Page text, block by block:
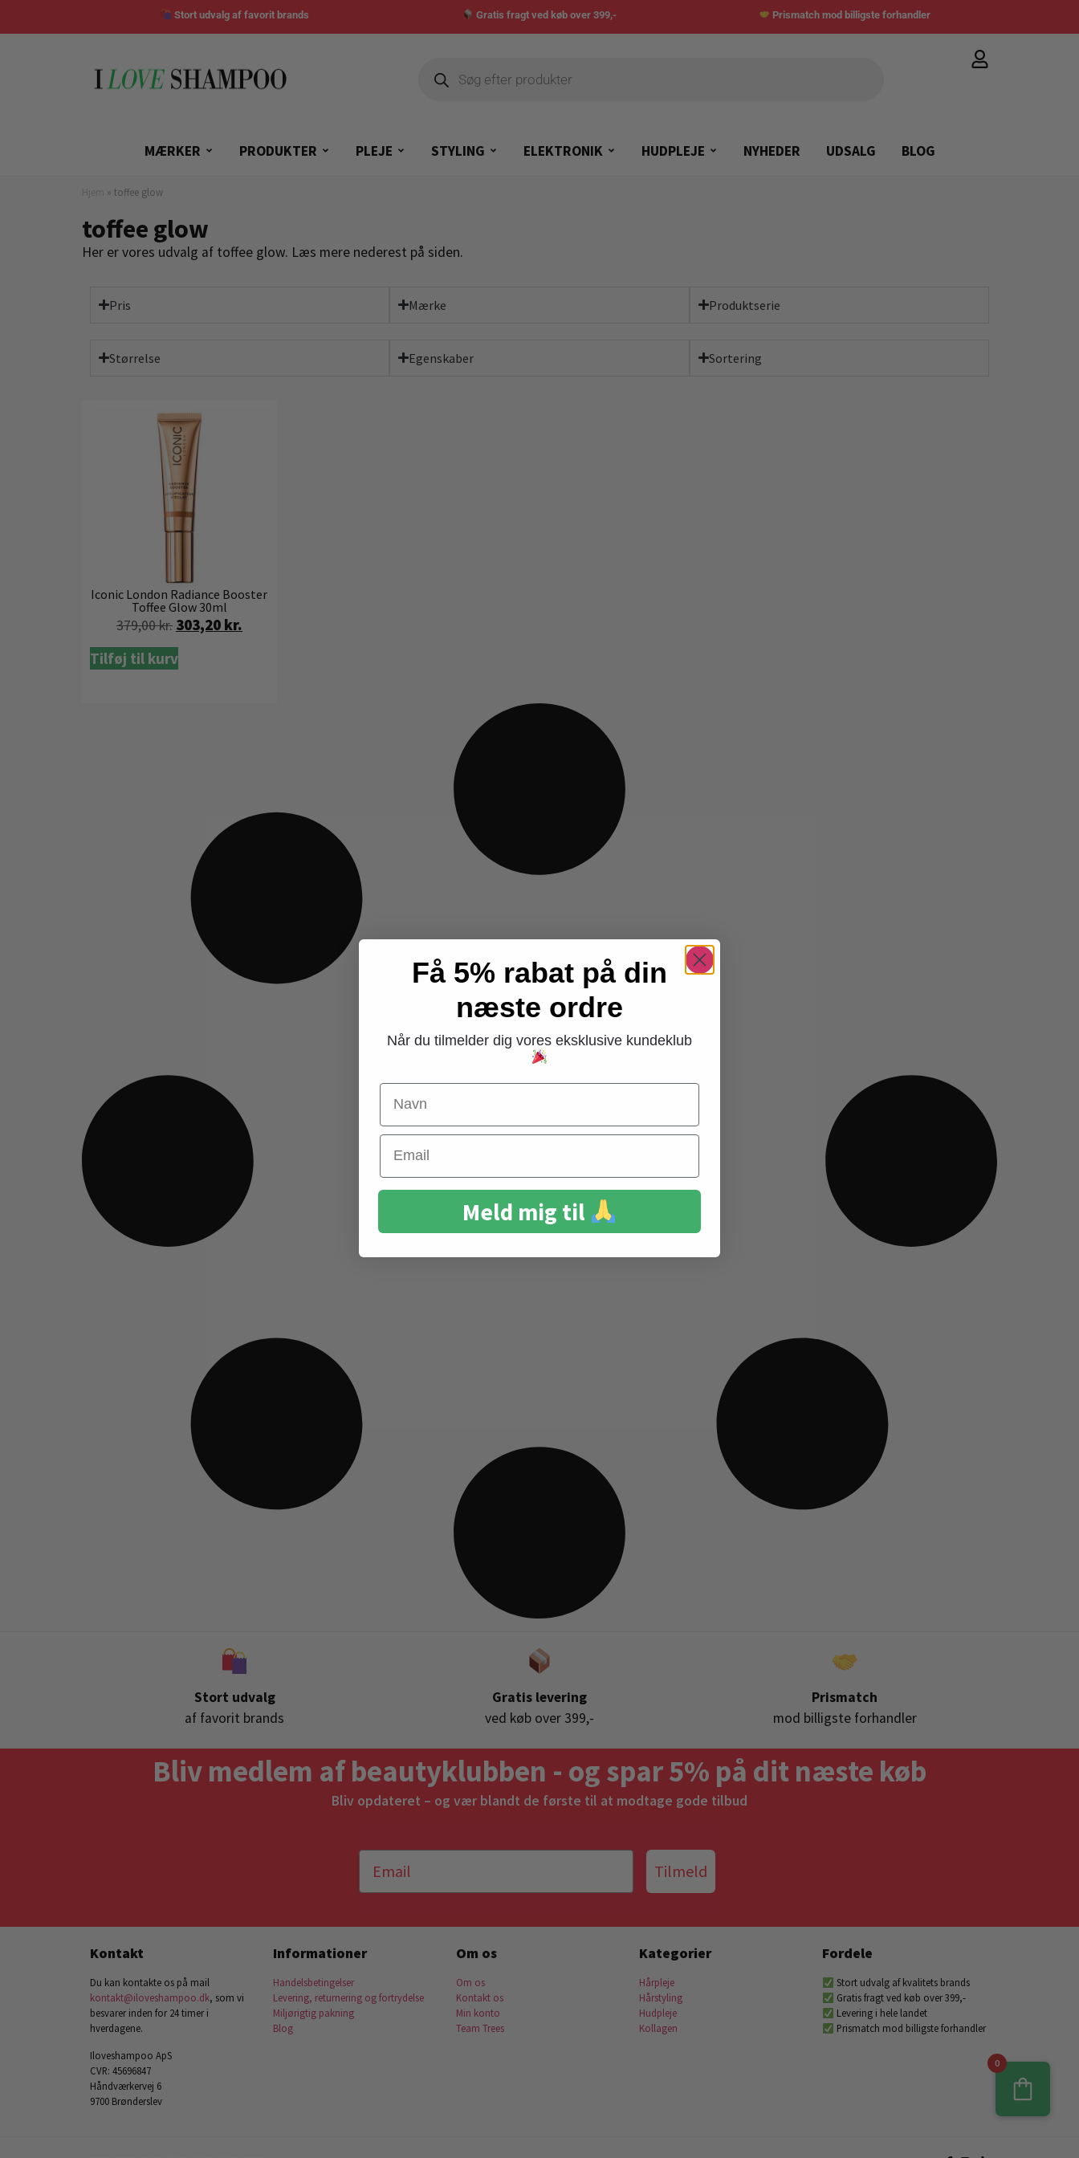
Stort udvalg af favorit brands Gratis fragt ved køb over 399,- Prismatch mod billigste forhandler
MÆRKER PRODUKTER PLEJE STYLING ELEKTRONIK HUDPLEJE NYHEDER UDSALG BLOG
» toffee glow
toffee glow
Her er vores udvalg af toffee glow. Læs mere nederest på siden.
Pris Mærke Produktserie
Størrelse Egenskaber Sortering
Iconic London Radiance Booster
Toffee Glow 30ml
379,00kr. 303,20 kr.
Tilføj til kurv
Stort udvalg
af favorit brands
Gratis levering
ved køb over 399,-
Prismatch
mod billigste forhandler
Bliv medlem af beautyklubben - og spar 5% på dit næste køb
Bliv opdateret – og vær blandt de første til at modtage gode tilbud
Tilmeld
Kontakt
Du kan kontakte os på mail
kontakt@iloveshampoo.dk, som vi
besvarer inden for 24 timer i
hverdagene.
Iloveshampoo ApS
CVR: 45696847
Håndværkervej 6
9700 Brønderslev
Informationer
Handelsbetingelser
Levering, returnering og fortrydelse
Miljørigtig pakning
Blog
Om os
Om os
Kontakt os
Min konto
Team Trees
Kategorier
Hårpleje
Hårstyling
Hudpleje
Kollagen
Fordele
Stort udvalg af kvalitets brands
Gratis fragt ved køb over 399,-
Levering i hele landet
Prismatch mod billigste forhandler
0
Få 5% rabat på din
næste ordre
Når du tilmelder dig vores eksklusive kundeklub
Navn
Email
Meld mig til